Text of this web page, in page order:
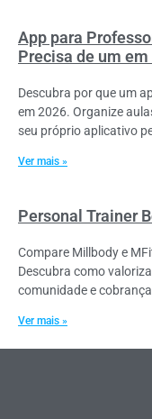
App para
Precisa de um em
Descubra por que um
em 2026. Organize
seu próprio aplicativo
Ver mais »
Personal Trainer
Compare Millbody e
Descubra como
comunidade e
Ver mais »